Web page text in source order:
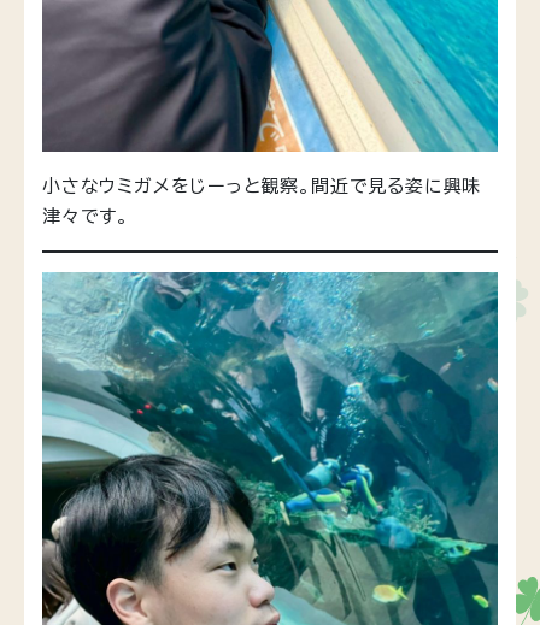
小さなウミガメをじーっと観察。間近で見る姿に興味
津々です。